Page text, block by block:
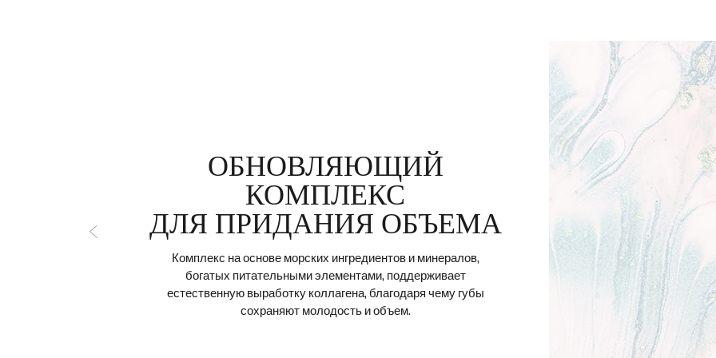
ОБНОВЛЯЮЩИЙ
КОМПЛЕКС
ДЛЯ ПРИДАНИЯ ОБЪЕМА
Комплекс на основе морских ингредиентов и минералов,
богатых питательными элементами, поддерживает
естественную выработку коллагена, благодаря чему губы
сохраняют молодость и объем.